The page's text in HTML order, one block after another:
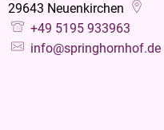
29643 Neuenkirchen
+49 5195 933963
info@springhornhof.de